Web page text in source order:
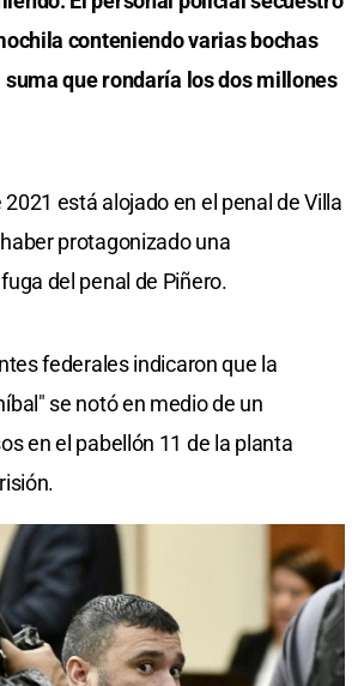
conteniendo varias bochas
suma que rondaría los dos millones
está alojado en el penal de Villa
protagonizado una
del penal de Piñero.
federales indicaron que la
se notó en medio de un
en el pabellón 11 de la planta